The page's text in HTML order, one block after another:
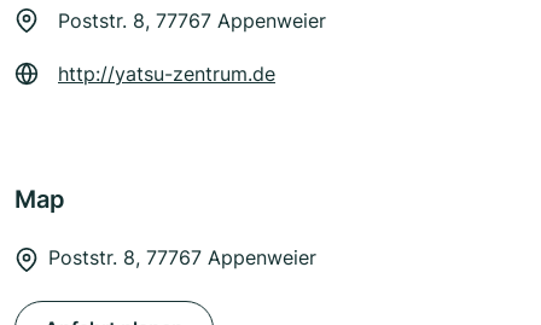
Poststr. 8, 77767 Appenweier
http://yatsu-zentrum.de
Map
Poststr. 8, 77767 Appenweier